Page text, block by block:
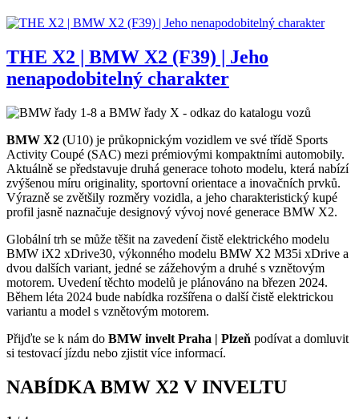
THE X2 | BMW X2 (F39) | Jeho
nenapodobitelný charakter
BMW X2 (U10) je průkopnickým vozidlem ve své třídě Sports
Activity Coupé (SAC) mezi prémiovými kompaktními automobily.
Aktuálně se představuje druhá generace tohoto modelu, která nabízí
zvýšenou míru originality, sportovní orientace a inovačních prvků.
Výrazně se zvětšily rozměry vozidla, a jeho charakteristický kupé
profil jasně naznačuje designový vývoj nové generace BMW X2.
Globální trh se může těšit na zavedení čistě elektrického modelu
BMW iX2 xDrive30, výkonného modelu BMW X2 M35i xDrive a
dvou dalších variant, jedné se zážehovým a druhé s vznětovým
motorem. Uvedení těchto modelů je plánováno na březen 2024.
Během léta 2024 bude nabídka rozšířena o další čistě elektrickou
variantu a model s vznětovým motorem.
Přijďte se k nám do BMW invelt Praha | Plzeň podívat a domluvit
si testovací jízdu nebo zjistit více informací.
NABÍDKA BMW X2 V INVELTU